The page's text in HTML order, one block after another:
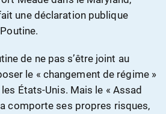
une déclaration publique
de ne pas s’être joint au
le « changement de régime »
États-Unis. Mais le « Assad
comporte ses propres risques,